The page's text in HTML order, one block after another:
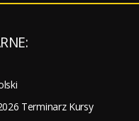
Terminarz Kursy